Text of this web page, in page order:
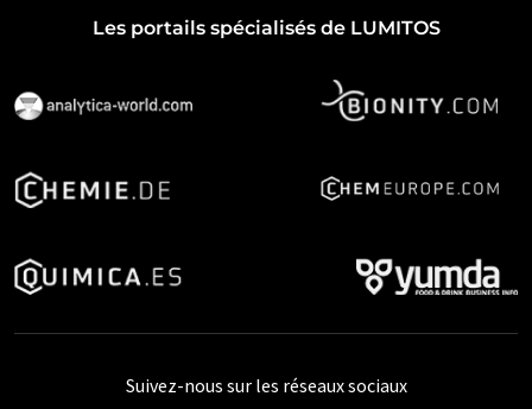
Les portails spécialisés de LUMITOS
Suivez-nous sur les réseaux sociaux